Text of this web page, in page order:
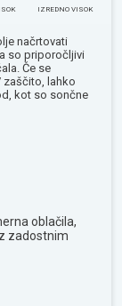
IZREDNO VISOK
načrtovati
so priporočljivi
Če se
zaščito, lahko
kot so sončne
oblačila,
zadostnim